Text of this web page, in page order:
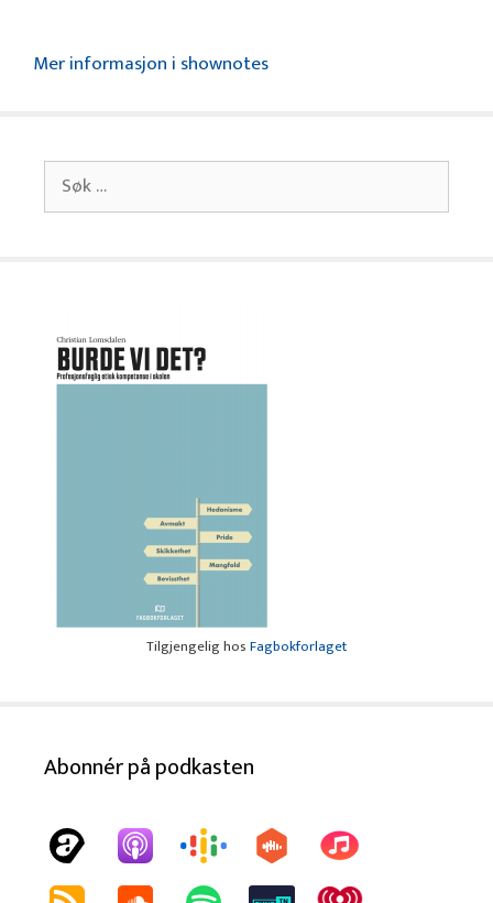
Mer informasjon i shownotes
Søk
etter:
Tilgjengelig hosFagbokforlaget
Abonnér på podkasten